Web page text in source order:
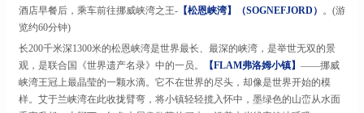
酒店早餐后，乘车前往挪威峡湾之王- 【松恩峡湾】（SOGNEFJORD） 。 (游
览约60分钟)
长200千米深1300米的松恩峡湾是世界最长、最深的峡湾，是举世无双的景
观，是联合国《世界遗产名录》中的一员。
【FLAM弗洛姆小镇】 ——挪威
峡湾王冠上最晶莹的一颗水滴。它不在世界的尽头，却像是世界开始的模
样。艾于兰峡湾在此收拢臂弯，将小镇轻轻揽入怀中，墨绿色的山峦从水面